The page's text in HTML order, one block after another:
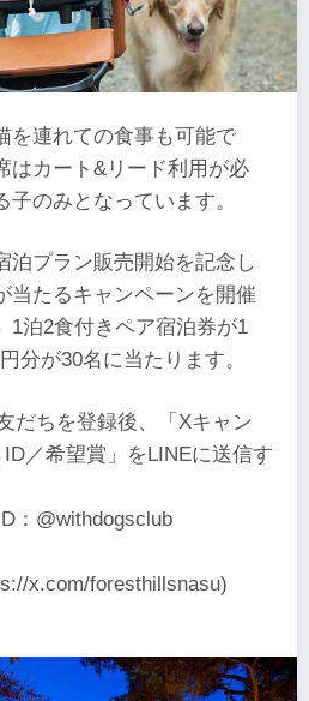
を連れての食事も可能で
はカート&リード利用が必
のみとなっています。
泊プラン販売開始を記念し
当たるキャンペーンを開催
1泊2食付きペア宿泊券が1
分が30名に当たります。
だちを登録後、「Xキャン
／希望賞」をLINEに送信す
：@withdogsclub
x.com/foresthillsnasu)